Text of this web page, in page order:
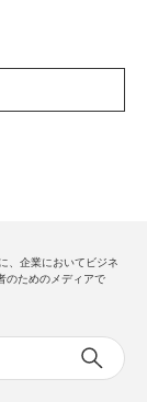
、企業においてビジネ
のためのメディアで